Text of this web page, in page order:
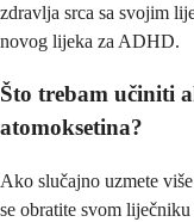
zdravlja srca sa svojim
novog lijeka za ADHD.
Što trebam učiniti
atomoksetina?
Ako slučajno uzmete
se obratite svom